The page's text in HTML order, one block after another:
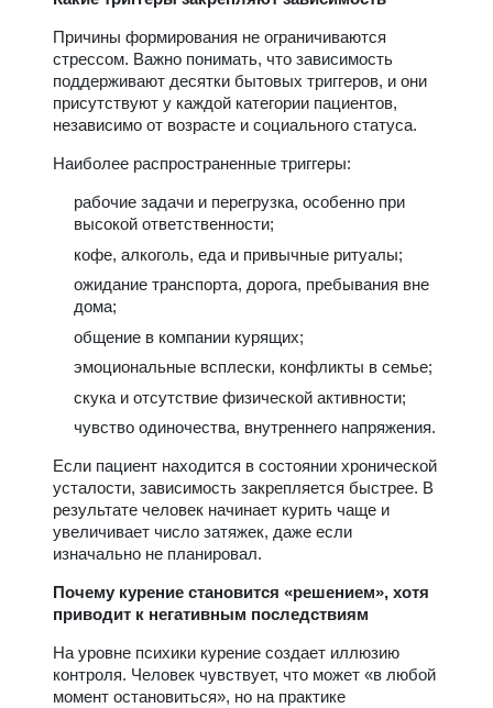
Причины формирования не ограничиваются
стрессом. Важно понимать, что зависимость
поддерживают десятки бытовых триггеров, и они
присутствуют у каждой категории пациентов,
независимо от возрасте и социального статуса.
Наиболее распространенные триггеры:
рабочие задачи и перегрузка, особенно при
высокой ответственности;
кофе, алкоголь, еда и привычные ритуалы;
ожидание транспорта, дорога, пребывания вне
дома;
общение в компании курящих;
эмоциональные всплески, конфликты в семье;
скука и отсутствие физической активности;
чувство одиночества, внутреннего напряжения.
Если пациент находится в состоянии хронической
усталости, зависимость закрепляется быстрее. В
результате человек начинает курить чаще и
увеличивает число затяжек, даже если
изначально не планировал.
Почему курение становится «решением», хотя
приводит к негативным последствиям
На уровне психики курение создает иллюзию
контроля. Человек чувствует, что может «в любой
момент остановиться», но на практике